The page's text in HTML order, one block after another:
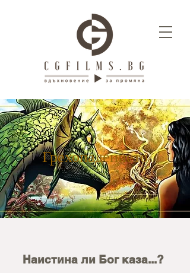
Грехопадението
Наистина ли Бог каза...?